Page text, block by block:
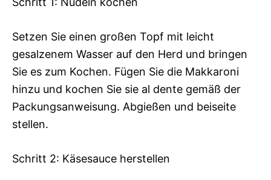
Setzen Sie einen großen Topf mit leicht
gesalzenem Wasser auf den Herd und bringen
Sie es zum Kochen. Fügen Sie die Makkaroni
hinzu und kochen Sie sie al dente gemäß der
Packungsanweisung. Abgießen und beiseite
stellen.
Schritt 2: Käsesauce herstellen